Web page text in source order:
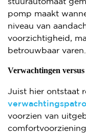
pomp maakt
niveau van
voorzichtigheid,
betrouwbaar varen.
Verwachtingen
Juist hier ontstaat
voorzien van